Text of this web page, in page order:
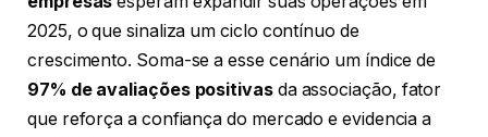
2025, o que sinaliza um ciclo contínuo de
crescimento. Soma-se a esse cenário um índice de
97% de avaliações positivasda associação, fator
que reforça a confiança do mercado e evidencia a